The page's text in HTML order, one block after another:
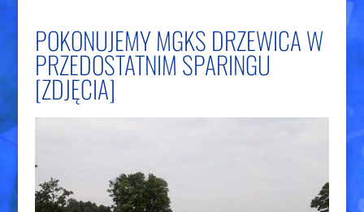
POKONUJEMY MGKS DRZEWICA W
PRZEDOSTATNIM SPARINGU
[ZDJĘCIA]